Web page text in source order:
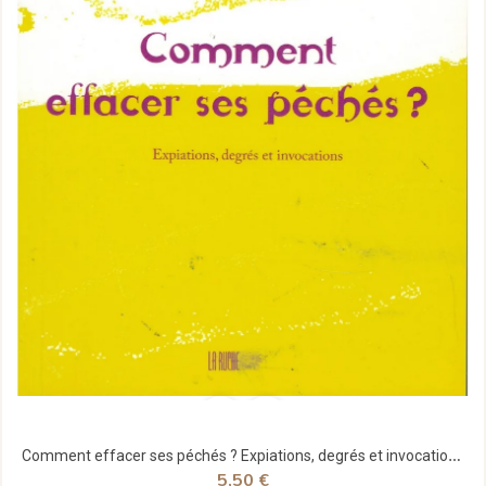
Comment effacer ses péchés ? Expiations, degrés et invocations - Ruche
5,50 €